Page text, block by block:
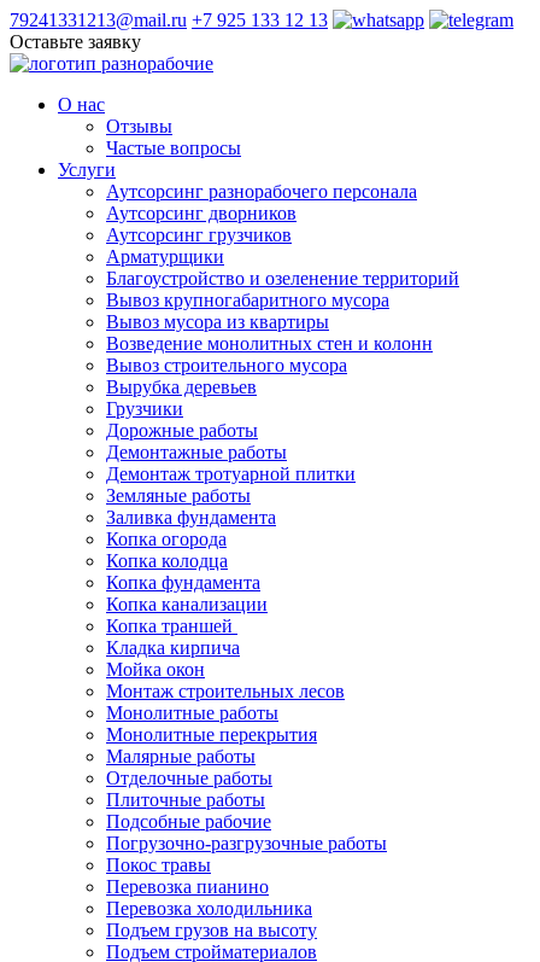
79241331213@mail.ru +7 925 133 12 13
Оставьте заявку
О нас
Отзывы
Частые вопросы
Услуги
Аутсорсинг разнорабочего персонала
Аутсорсинг дворников
Аутсорсинг грузчиков
Арматурщики
Благоустройство и озеленение территорий
Вывоз крупногабаритного мусора
Вывоз мусора из квартиры
Возведение монолитных стен и колонн
Вывоз строительного мусора
Вырубка деревьев
Грузчики
Дорожные работы
Демонтажные работы
Демонтаж тротуарной плитки
Земляные работы
Заливка фундамента
Копка огорода
Копка колодца
Копка фундамента
Копка канализации
Копка траншей
Кладка кирпича
Мойка окон
Монтаж строительных лесов
Монолитные работы
Монолитные перекрытия
Малярные работы
Отделочные работы
Плиточные работы
Подсобные рабочие
Погрузочно-разгрузочные работы
Покос травы
Перевозка пианино
Перевозка холодильника
Подъем грузов на высоту
Подъем стройматериалов